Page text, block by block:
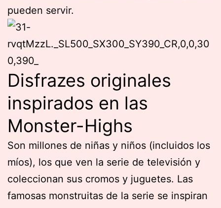
pueden servir.
Disfrazes originales
inspirados en las
Monster-Highs
Son millones de niñas y niños (incluidos los
míos), los que ven la serie de televisión y
coleccionan sus cromos y juguetes. Las
famosas monstruitas de la serie se inspiran